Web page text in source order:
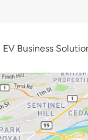
EV Business